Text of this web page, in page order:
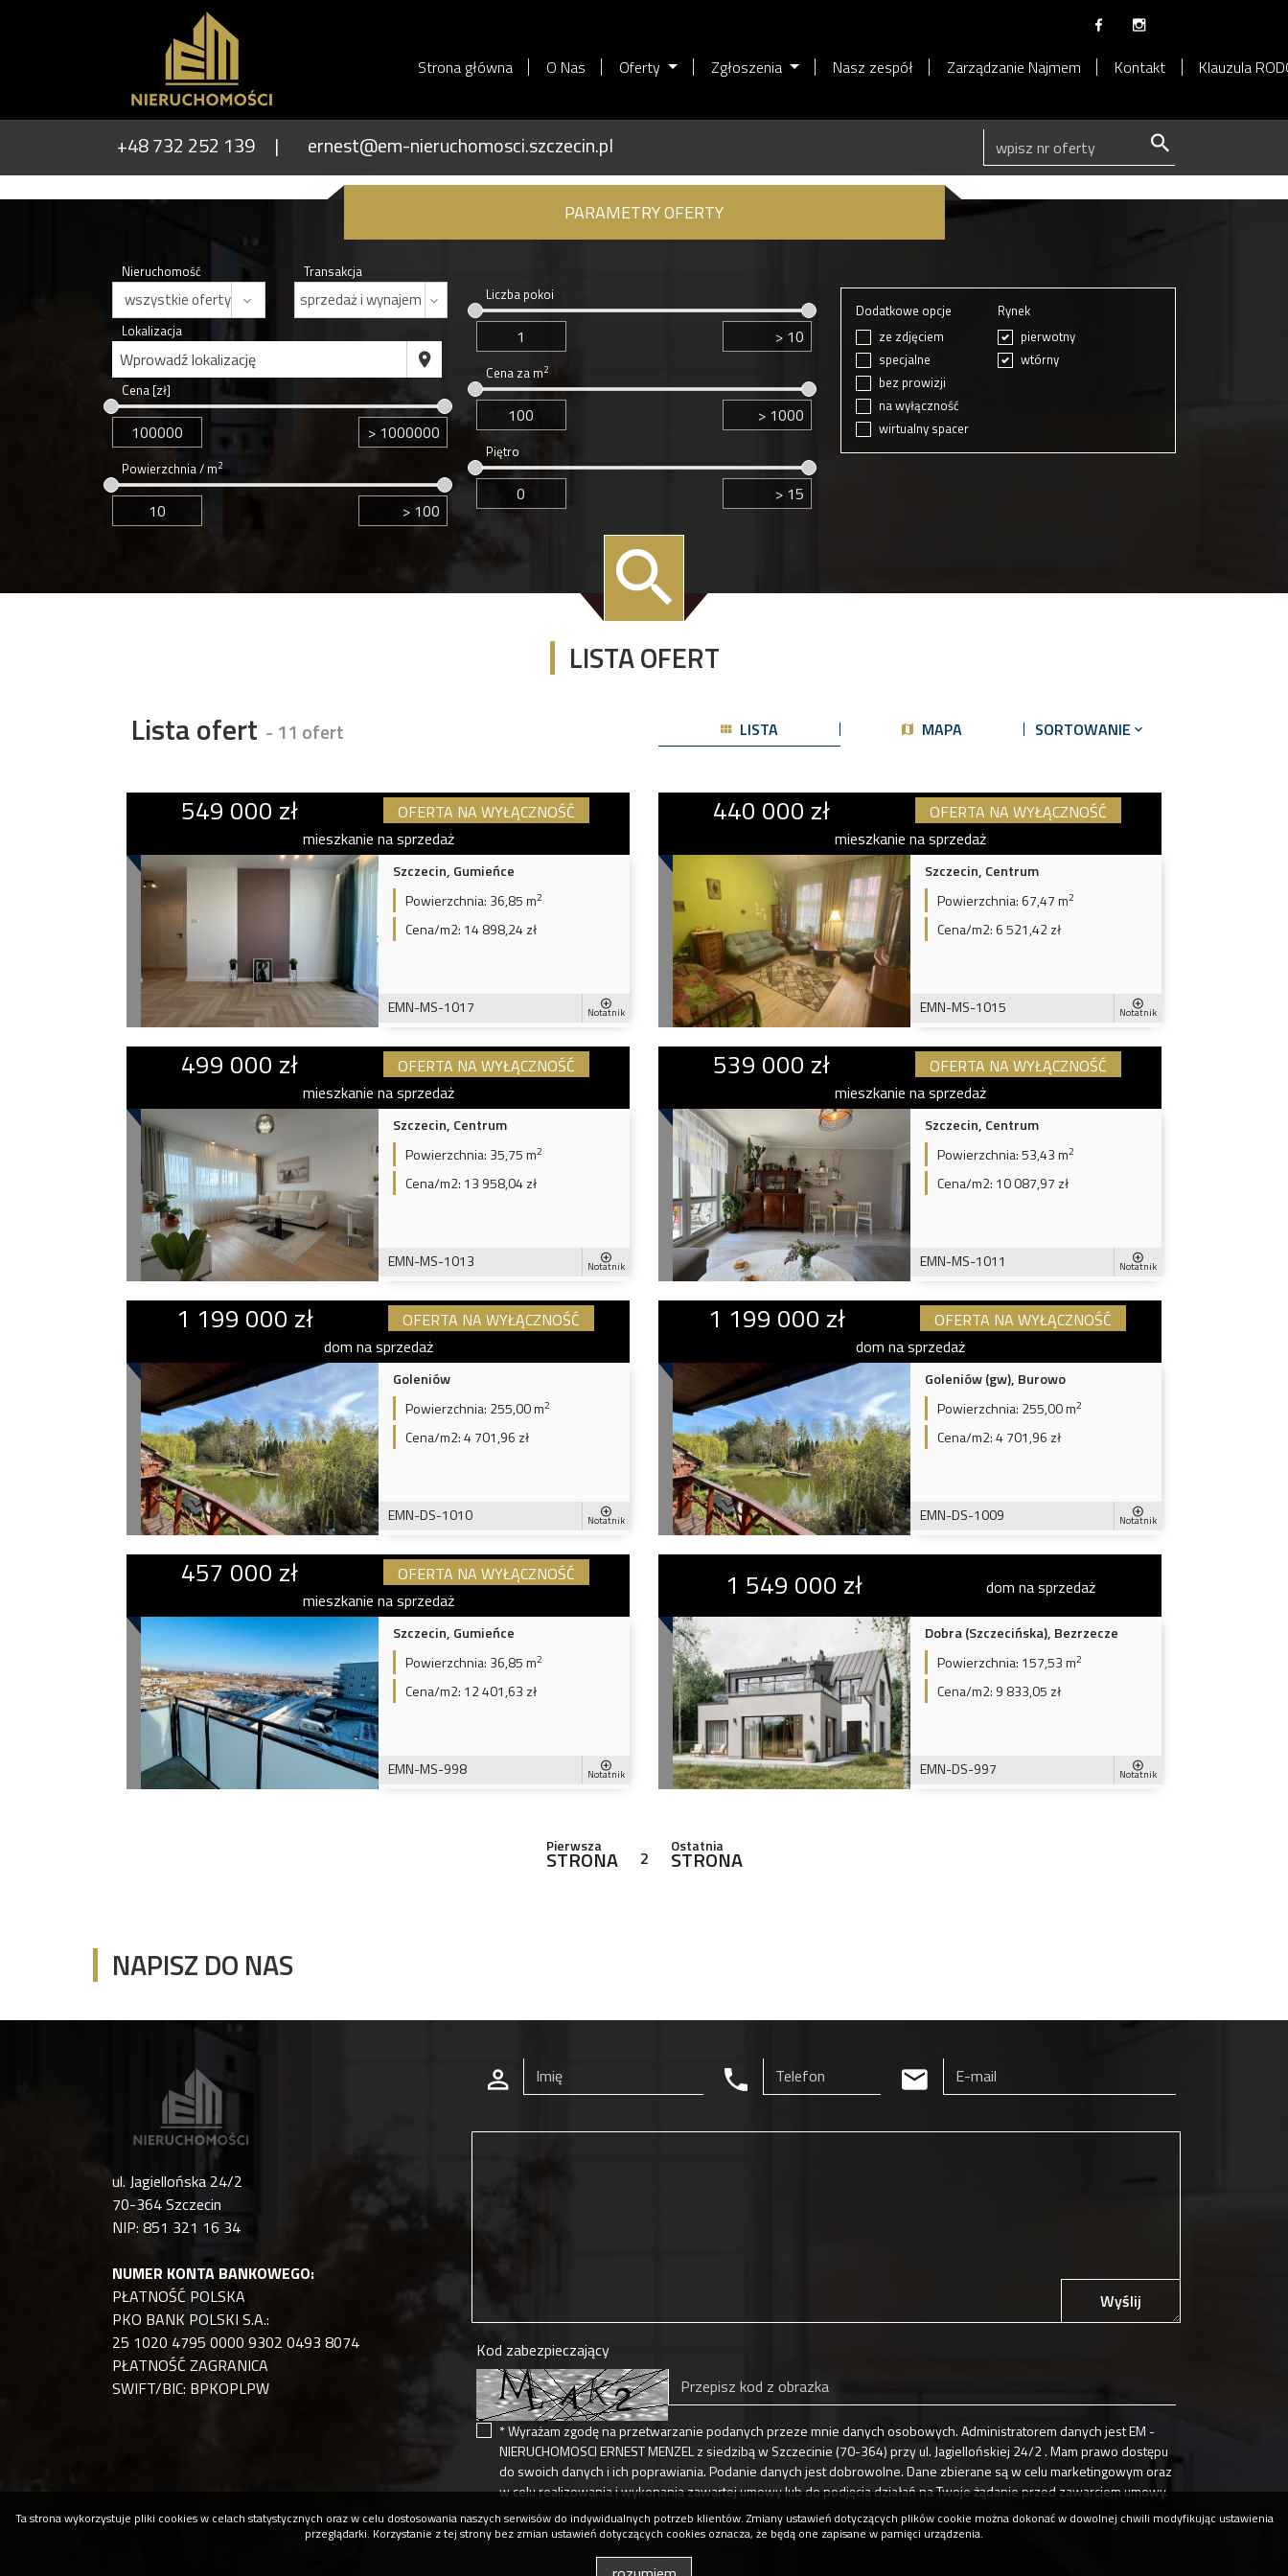
Strona główna O Nas Oferty Zgłoszenia Nasz zespół Zarządzanie Najmem Kontakt Klauzula
+48 732 252 139 ernest@em-nieruchomosci.szczecin.pl
PARAMETRY OFERTY
Nieruchomość Transakcja
Lokalizacja
Wprowadź lokalizację
Cena [zł]
Powierzchnia / m2
Liczba pokoi
Cena za m2
Piętro
Dodatkowe opcje
ze zdjęciem
specjalne
bez prowizji
na wyłączność
wirtualny spacer
Rynek
pierwotny
wtórny
LISTA OFERT
Lista ofert - 11 ofert LISTA MAPA SORTOWANIE
549 000 zł
OFERTA NA WYŁĄCZNOŚĆ
mieszkanie na sprzedaż
Szczecin, Gumieńce
Powierzchnia: 36,85 m2
Cena/m2: 14 898,24 zł
EMN-MS-1017 Notatnik
440 000 zł
OFERTA NA WYŁĄCZNOŚĆ
mieszkanie na sprzedaż
Szczecin, Centrum
Powierzchnia:67,47 m2
Cena/m2:6 521,42 zł
EMN-MS-1015 Notatnik
499 000 zł
OFERTA NA WYŁĄCZNOŚĆ
mieszkanie na sprzedaż
Szczecin, Centrum
Powierzchnia: 35,75 m2
Cena/m2: 13 958,04 zł
EMN-MS-1013 Notatnik
539 000 zł
OFERTA NA WYŁĄCZNOŚĆ
mieszkanie na sprzedaż
Szczecin, Centrum
Powierzchnia:53,43 m2
Cena/m2: 10 087,97 zł
EMN-MS-1011 Notatnik
1 199 000 zł
OFERTA NA WYŁĄCZNOŚĆ
dom na sprzedaż
Goleniów
Powierzchnia: 255,00 m2
Cena/m2:4 701,96 zł
EMN-DS-1010 Notatnik
1 199 000 zł
OFERTA NA WYŁĄCZNOŚĆ
dom na sprzedaż
Goleniów (gw), Burowo
Powierzchnia: 255,00 m2
Cena/m2:4 701,96 zł
EMN-DS-1009 Notatnik
457 000 zł
OFERTA NA WYŁĄCZNOŚĆ
mieszkanie na sprzedaż
Szczecin, Gumieńce
Powierzchnia: 36,85 m2
Cena/m2: 12 401,63 zł
EMN-MS-998 Notatnik
1 549 000 zł dom na sprzedaż
Dobra (Szczecińska), Bezrzecze
Powierzchnia: 157,53 m2
Cena/m2: 9 833,05 zł
EMN-DS-997 Notatnik
Pierwsza
STRONA 2
Ostatnia
STRONA
NAPISZ DO NAS
ul. Jagiellońska 24/2
70-364 Szczecin
NIP: 851 321 16 34
NUMER KONTA BANKOWEGO:
PŁATNOŚĆ POLSKA
PKO BANK POLSKI S.A.:
25 1020 4795 0000 9302 0493 8074
PŁATNOŚĆ ZAGRANICA
SWIFT/BIC: BPKOPLPW
Wyślij
Kod zabezpieczający
* Wyrażam zgodę na przetwarzanie podanych przeze mnie danych osobowych. Administratorem danych jest EM -
NIERUCHOMOSCI ERNEST MENZEL z siedzibą w Szczecinie (70-364) przy ul. Jagiellońskiej 24/2 . Mam prawo dostępu
do swoich danych i ich poprawiania. Podanie danych jest dobrowolne. Dane zbierane są w celu marketingowym oraz
w celu realizowania i wykonania zawartej umowy lub do podjęcia działań na Twoje żądanie przed zawarciem umowy.
Ta strona wykorzystuje pliki cookies w celach statystycznych oraz w celu dostosowania naszych serwisów do indywidualnych potrzeb klientów. Zmiany ustawień dotyczących plików cookie można dokonać w dowolnej chwili modyfikując ustawienia
przeglądarki. Korzystanie z tej strony bez zmian ustawień dotyczących cookies oznacza, że będą one zapisane w pamięci urządzenia.